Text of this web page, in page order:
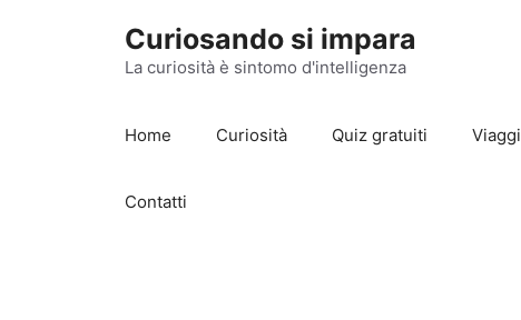
Curiosando si impara
La curiosità è sintomo d'intelligenza
Home Curiosità Quiz gratuiti Viaggi
Contatti